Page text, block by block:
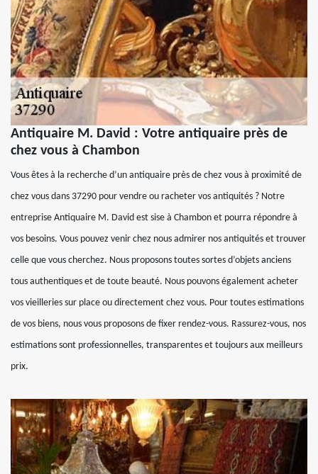
Antiquaire M. David : Votre antiquaire près de
chez vous à Chambon
Vous êtes à la recherche d’un antiquaire près de chez vous à proximité de
chez vous dans 37290 pour vendre ou racheter vos antiquités ? Notre
entreprise Antiquaire M. David est sise à Chambon et pourra répondre à
vos besoins. Vous pouvez venir chez nous admirer nos antiquités et trouver
celle que vous cherchez. Nous proposons toutes sortes d’objets anciens
tous authentiques et de toute beauté. Nous pouvons également acheter
vos vieilleries sur place ou directement chez vous. Pour toutes estimations
de vos biens, nous vous proposons de fixer rendez-vous. Rassurez-vous, nos
estimations sont professionnelles, transparentes et toujours aux meilleurs
prix.